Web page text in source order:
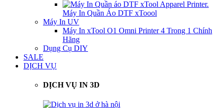
Máy In Quần Áo DTF xToool
Máy In UV
Máy In xTool O1 Omni Printer 4 Trong 1 Chính
Hãng
Dụng Cụ DIY
SALE
DỊCH VỤ
DỊCH VỤ IN 3D